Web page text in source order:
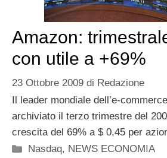
Amazon:
con utile a +69%
23 Ottobre 2009 di Redazione
Il leader mondiale dell’e-
archiviato il terzo trimestre del
crescita del 69% a $ 0,45 per
Categorie
Nasdaq, NEWS ECONOMIA